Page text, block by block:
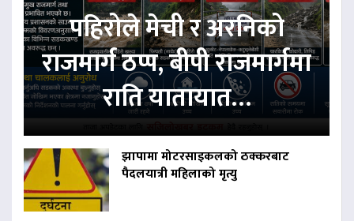
पहिरोले मेची र अरनिको
राजमार्ग ठप्प, बीपी राजमार्गमा
राति यातायात…
झापामा मोटरसाइकलको ठक्करबाट
पैदलयात्री महिलाको मृत्यु